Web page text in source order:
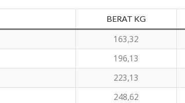
BERAT KG
163,32
196,13
223,13
248,62